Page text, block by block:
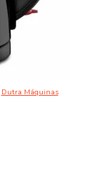
Dutra Máquinas